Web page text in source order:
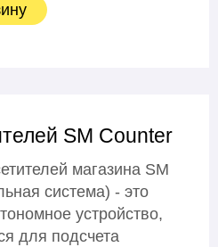
SM Counter
магазина SM
система) - это
устройство,
для подсчета